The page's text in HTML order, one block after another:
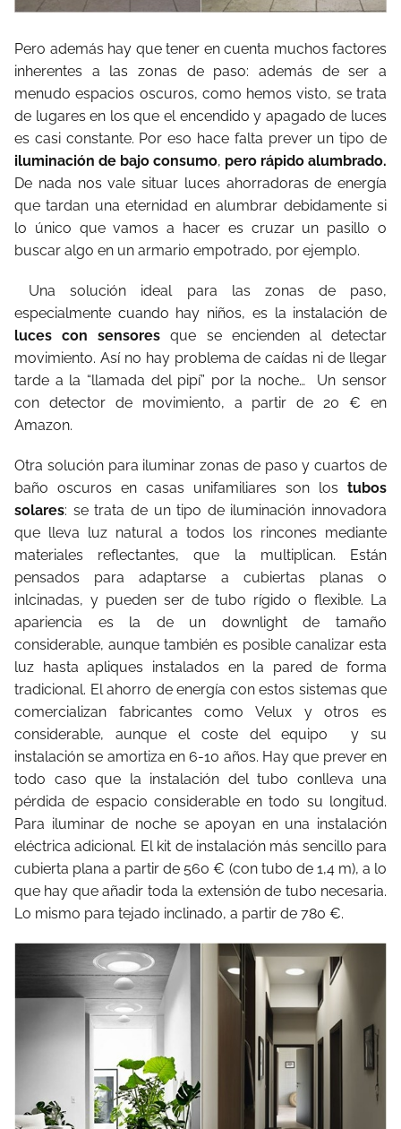
Pero además hay que tener en cuenta muchos factores
inherentes a las zonas de paso: además de ser a
menudo espacios oscuros, como hemos visto, se trata
de lugares en los que el encendido y apagado de luces
es casi constante. Por eso hace falta prever un tipo de
iluminación de bajo consumo, pero rápido alumbrado.
De nada nos vale situar luces ahorradoras de energía
que tardan una eternidad en alumbrar debidamente si
lo único que vamos a hacer es cruzar un pasillo o
buscar algo en un armario empotrado, por ejemplo.
Una solución ideal para las zonas de paso,
especialmente cuando hay niños, es la instalación de
luces con sensores que se encienden al detectar
movimiento. Así no hay problema de caídas ni de llegar
tarde a la “llamada del pipí” por la noche… Un sensor
con detector de movimiento, a partir de 20 € en
Amazon.
Otra solución para iluminar zonas de paso y cuartos de
baño oscuros en casas unifamiliares son los tubos
solares: se trata de un tipo de iluminación innovadora
que lleva luz natural a todos los rincones mediante
materiales reflectantes, que la multiplican. Están
pensados para adaptarse a cubiertas planas o
inlcinadas, y pueden ser de tubo rígido o flexible. La
apariencia es la de un downlight de tamaño
considerable, aunque también es posible canalizar esta
luz hasta apliques instalados en la pared de forma
tradicional. El ahorro de energía con estos sistemas que
comercializan fabricantes como Velux y otros es
considerable, aunque el coste del equipo y su
instalación se amortiza en 6-10 años. Hay que prever en
todo caso que la instalación del tubo conlleva una
pérdida de espacio considerable en todo su longitud.
Para iluminar de noche se apoyan en una instalación
eléctrica adicional. El kit de instalación más sencillo para
cubierta plana a partir de 560 € (con tubo de 1,4 m), a lo
que hay que añadir toda la extensión de tubo necesaria.
Lo mismo para tejado inclinado, a partir de 780 €.